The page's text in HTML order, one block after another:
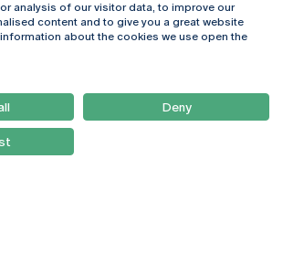
1327
Campus Online
Webmail
Como Chegar
Newsletter
analysis of our visitor data, to improve our
content and to give you a great website
about the cookies we use open the
Deny